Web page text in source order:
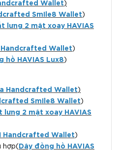
Wallet )
Smile8 Wallet )
lưng 2 mặt xoay HAVIAS
Handcrafted Wallet )
hồ HAVIAS Lux8 )
Handcrafted Wallet )
Smile8 Wallet )
lưng 2 mặt xoay HAVIAS
Handcrafted Wallet )
hợp( Dây đồng hồ HAVIAS